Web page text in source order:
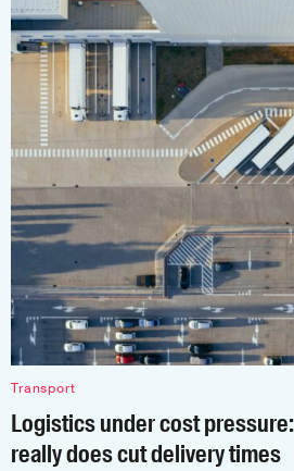
Transport
Logistics under cost
really does cut delivery times